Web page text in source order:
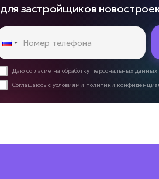
для застройщиков
Даю согласие на обработку персональных данных
Соглашаюсь с условиями политики